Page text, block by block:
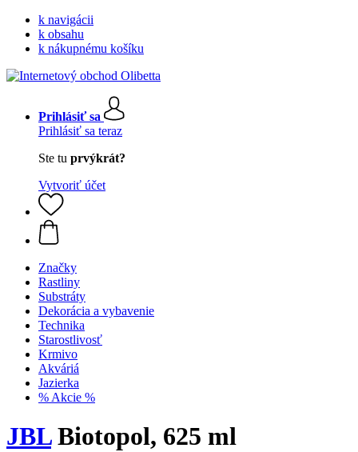
k navigácii
k obsahu
k nákupnému košíku
Prihlásiť sa
Prihlásiť sa teraz
Ste tu prvýkrát?
Vytvoriť účet
Značky
Rastliny
Substráty
Dekorácia a vybavenie
Technika
Starostlivosť
Krmivo
Akváriá
Jazierka
% Akcie %
JBLBiotopol, 625 ml